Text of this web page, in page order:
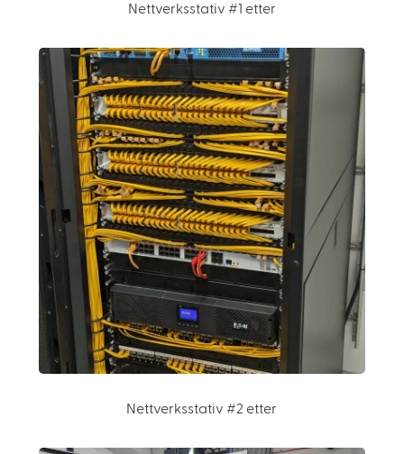
Nettverksstativ #1 etter
Nettverksstativ #2 etter